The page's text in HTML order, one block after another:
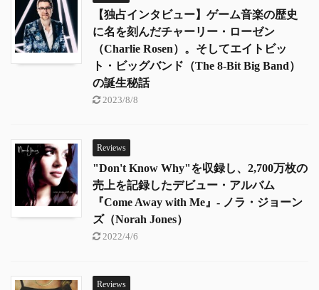
【独占インタビュー】ゲーム音楽の歴史
に名を刻んだチャーリー・ローゼン
（Charlie Rosen）。そしてエイトビッ
ト・ビッグバンド（The 8-Bit Big Band）
の誕生秘話
2023/8/8
Reviews
"Don't Know Why"を収録し、2,700万枚の
売上を記録したデビュー・アルバム
『Come Away with Me』- ノラ・ジョーン
ズ（Norah Jones）
2022/4/6
Reviews